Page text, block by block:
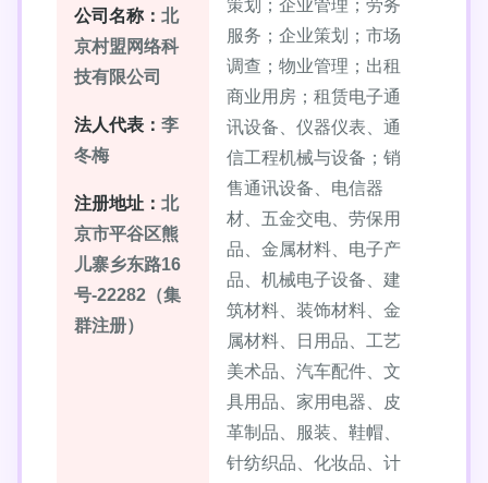
公司名称： 北
京村盟网络科
技有限公司
法人代表： 李
冬梅
注册地址： 北
京市平谷区熊
儿寨乡东路16
号-22282（集
群注册）
策划；企业管理；劳务
服务；企业策划；市场
调查；物业管理；出租
商业用房；租赁电子通
讯设备、仪器仪表、通
信工程机械与设备；销
售通讯设备、电信器
材、五金交电、劳保用
品、金属材料、电子产
品、机械电子设备、建
筑材料、装饰材料、金
属材料、日用品、工艺
美术品、汽车配件、文
具用品、家用电器、皮
革制品、服装、鞋帽、
针纺织品、化妆品、计